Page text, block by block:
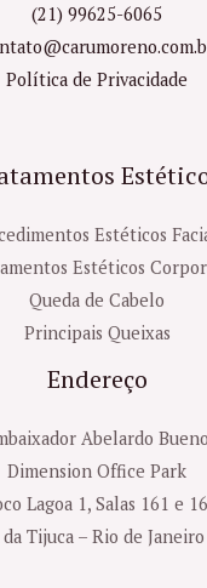
(21) 99625-6065
Política de Privacidade
Estéticos
Estéticos
Queda de Cabelo
Principais Queixas
Endereço
Abelardo
Dimension Office Park
Lagoa 1, Salas 161 e
Tijuca – Rio de Janeiro